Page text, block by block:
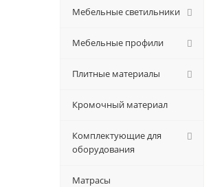
Мебельные светильники
Мебельные профили
Плитные материалы
Кромочный материал
Комплектующие для
оборудования
Матрасы